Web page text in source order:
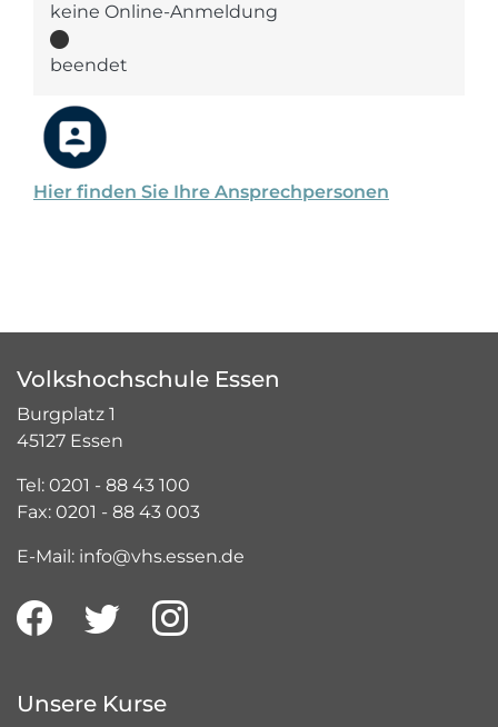
Hier finden Sie Ihre Ansprechpersonen
keine Online-Anmeldung
beendet
Volkshochschule Essen
Burgplatz 1
45127 Essen
Tel: 0201 - 88 43 100
Fax: 0201 - 88 43 003
E-Mail: info@vhs.essen.de
Unsere Kurse